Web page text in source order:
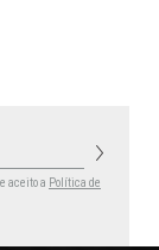
aceito a Política de